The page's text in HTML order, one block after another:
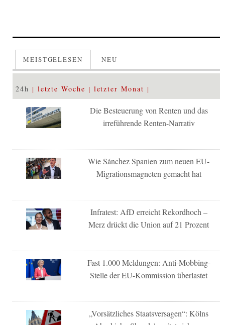
MEISTGELESEN NEU
24h letzte Woche letzter Monat
Die Besteuerung von Renten und das
irreführende Renten-Narrativ
Wie Sánchez Spanien zum neuen EU-
Migrationsmagneten gemacht hat
Infratest: AfD erreicht Rekordhoch –
Merz drückt die Union auf 21 Prozent
Fast 1.000 Meldungen: Anti-Mobbing-
Stelle der EU-Kommission überlastet
„Vorsätzliches Staatsversagen“: Kölns